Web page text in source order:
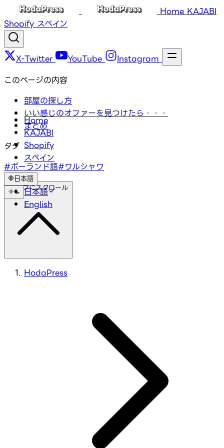
Home KAJABI
Shopify スペイン
X-Twitter YouTube Instagram
Home
KAJABI
Shopify
スペイン
日本語
日本語
English
このページの内容
部屋の探し方
いい感じのオファーを見つけたら・・・
まとめ
タグ
#ポーランド語#ワルシャワ
トップにスクロール
HodaPress